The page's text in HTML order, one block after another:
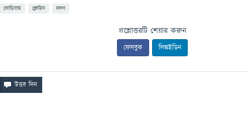
সোডিয়াম ক্লোরিন লবণ
প্রশ্নোত্তরটি শেয়ার করুন
ফেসবুক লিঙ্কইডিন